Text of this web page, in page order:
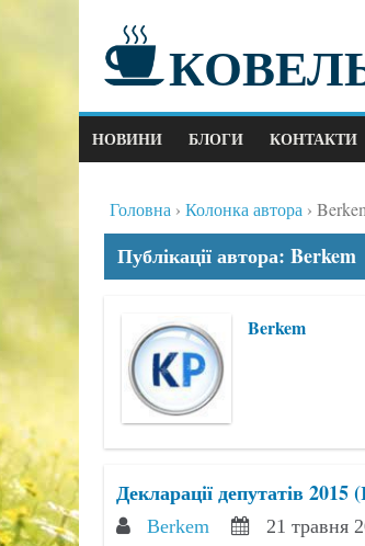
НОВИНИ БЛОГИ КОНТАКТИ
Головна Колонка автора
Публікації автора: Berkem
Berkem
Декларації депутатів 2015
Berkem 21 травня